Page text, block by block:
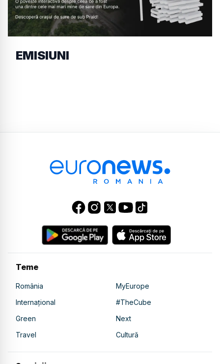
EMISIUNI
Teme
România
MyEurope
Internațional
#TheCube
Green
Next
Travel
Cultură